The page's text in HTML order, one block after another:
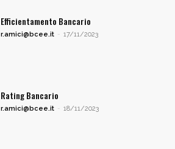
Efficientamento Bancario
r.amici@bcee.it - 17/11/2023
Rating Bancario
r.amici@bcee.it - 18/11/2023